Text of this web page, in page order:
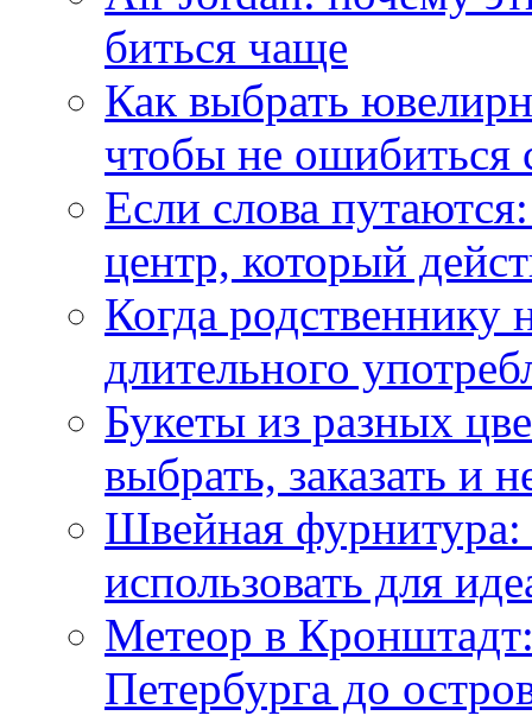
биться чаще
Как выбрать
чтобы не ошибиться
Если слова
центр, который
Когда
длительного
Букеты из разных
выбрать, заказать и
Швейная фурнитура:
использовать для
Метеор в
Петербурга до